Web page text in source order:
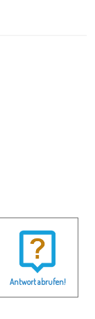
Antwort abrufen!